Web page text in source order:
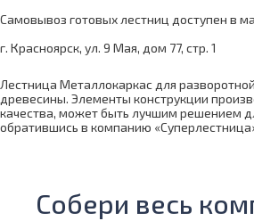
Самовывоз готовых лестниц доступен в
г. Красноярск, ул. 9 Мая, дом 77, стр. 1
Лестница Металлокаркас для
древесины. Элементы конструкции
качества, может быть лучшим решением
обратившись в компанию
Собери весь